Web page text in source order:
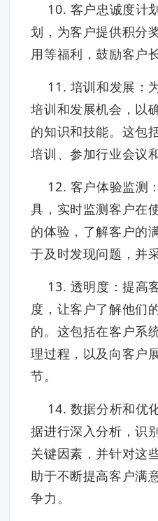
10. 客户忠诚度计
划，为客户提供积分
用等福利，鼓励客户
11. 培训和发展：
培训和发展机会，以
的知识和技能。这包
培训、参加行业会议
12. 客户体验监测
具，实时监测客户在
的体验，了解客户的
于及时发现问题，并
13. 透明度：提高
度，让客户了解他们
的。这包括在客户系
理过程，以及向客户
节。
14. 数据分析和优
据进行深入分析，识
关键因素，并针对这
助于不断提高客户满
争力。